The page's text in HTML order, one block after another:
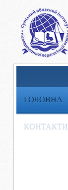
ГОЛОВНА
КОНТАКТИ